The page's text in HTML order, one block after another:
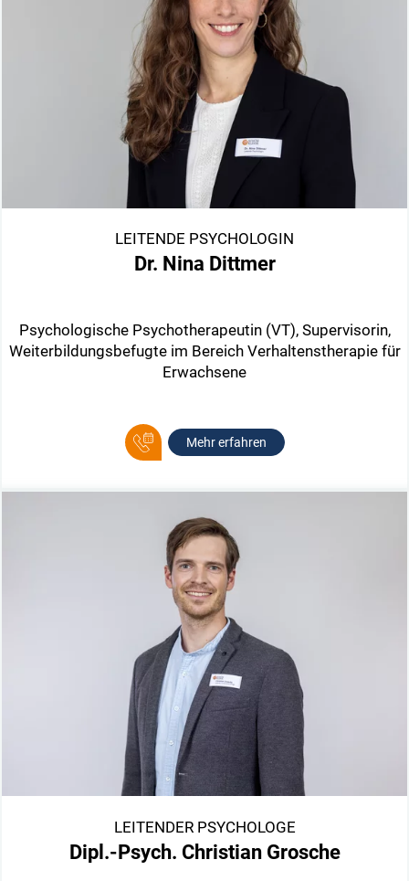
LEITENDE PSYCHOLOGIN
Dr. Nina Dittmer
Psychologische Psychotherapeutin (VT), Supervisorin,
Weiterbildungsbefugte im Bereich Verhaltenstherapie für
Erwachsene
Mehr erfahren
LEITENDER PSYCHOLOGE
Dipl.-Psych. Christian Grosche